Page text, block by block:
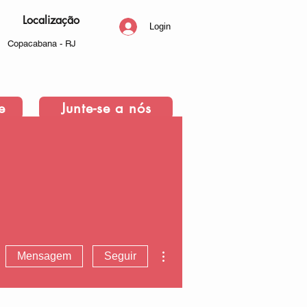
Localização
Copacabana - RJ
Login
Junte-se a nós
Mensagem Seguir